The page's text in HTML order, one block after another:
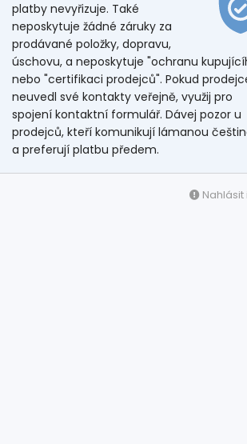
platby nevyřizuje. Také
neposkytuje žádné záruky za
prodávané položky, dopravu,
úschovu, a neposkytuje "ochranu
nebo "certifikaci prodejců". Pokud
neuvedl své kontakty veřejně, využij pro
spojení kontaktní formulář. Dávej pozor u
prodejců, kteří komunikují lámanou
a preferují platbu předem.